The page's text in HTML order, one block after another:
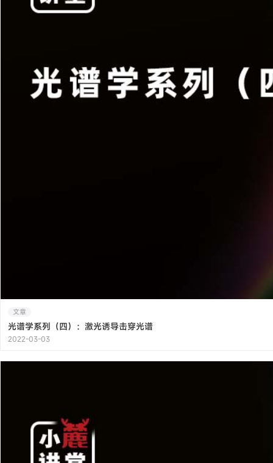
文章
光谱学系列（四）：激光诱导击穿光谱
2022-03-03